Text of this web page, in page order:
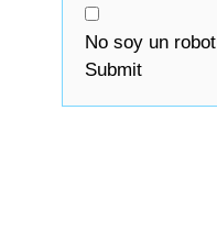
No soy un robot
Submit